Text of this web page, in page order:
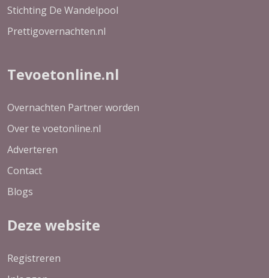
Stichting De Wandelpool
Prettigovernachten.nl
Tevoetonline.nl
Overnachten Partner worden
Over te voetonline.nl
Adverteren
Contact
Blogs
Deze website
Registreren